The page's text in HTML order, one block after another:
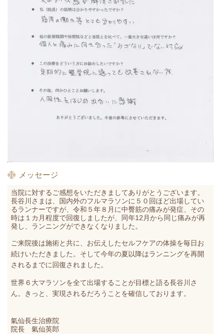
メッセージ
当院に対するご感想をいただきましてありがとうございます。
長谷川 さまは、国内外のフルマラソンに５０回ほど出場してい
るランナーですが、 令和５年８月に中臀筋の痛みが発症、その
時は １カ月程度で回復しましたが、同年12月から同じ痛みが再
発し、ランニングができなくなりました。
ご来院後は施術と共に、お伝えしたセルフケアの体操を毎日お
続けいただきました。​そして今年の夏以降はランニングを再開
されるまでに回復されました。
世界６大マラソンを全て出場することが目標と語る長谷川さ
ん。きっと、実現されるだろうことを確信しております。
氣仙長生治療院
院長 氣仙英郎